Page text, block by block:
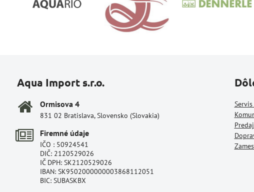
Aqua Import s.r.o.
Ormisova 4
831 02 Bratislava, Slovensko (Slovakia)
Firemné údaje
IČO : 50924541
DIČ: 2120529026
IČ DPH: SK2120529026
IBAN: SK9502000000003868112051
BIC: SUBASKBX